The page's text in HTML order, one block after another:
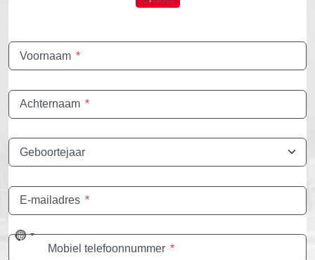
Voornaam *
Achternaam *
Geboortejaar
E-mailadres *
No
countryMobiel telefoonnummer *